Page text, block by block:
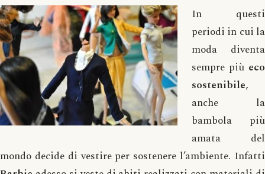
In questi
periodi in cui la
moda diventa
sempre più eco
sostenibile,
anche la
bambola più
amata del
mondo decide di vestire per sostenere l’ambiente. Infatti